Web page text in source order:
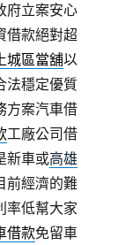
府立案安心
借款絕對超
城區當舖以
法穩定優質
方案汽車借
工廠公司借
新車或高雄
前經濟的難
率低幫大家
借款免留車